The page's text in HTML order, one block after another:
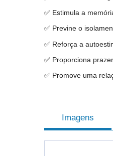
✅ Estimula a
✅ Previne o
✅ Reforça a
✅ Proporciona
✅ Promove uma
Imagens